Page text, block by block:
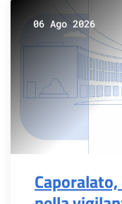
06 Ago 2026